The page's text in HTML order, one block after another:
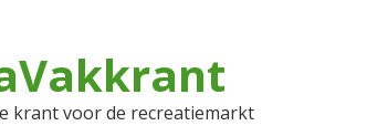
krant voor de recreatiemarkt